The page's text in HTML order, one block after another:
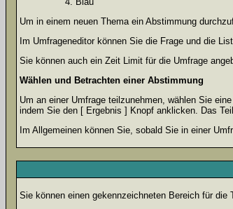
Um in einem neuen Thema ein Abstimmung
Im Umfrageneditor können Sie die Frage und die
Sie können auch ein Zeit Limit für die Umfrage
Wählen und Betrachten einer Abstimmung
Um an einer Umfrage teilzunehmen, wählen Sie
indem Sie den [ Ergebnis ] Knopf anklicken. Das
Im Allgemeinen können Sie, sobald Sie in einer
Sie können einen gekennzeichneten Bereich für